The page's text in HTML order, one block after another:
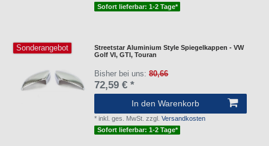
Sofort lieferbar: 1-2 Tage*
Sonderangebot
Streetstar Aluminium Style Spiegelkappen - VW
Golf VI, GTI, Touran
Bisher bei uns:80,66
72,59 € *
In den Warenkorb
*inkl. ges. MwSt. zzgl.Versandkosten
Sofort lieferbar: 1-2 Tage*